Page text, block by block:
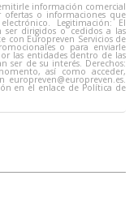
información comercial
ofertas o informaciones que
Legitimación: El
ser dirigidos o cedidos a las
con Europreven Servicios de
o para enviarle
las entidades dentro de las
ser de su interés. Derechos:
así como acceder,
europreven@europreven.es.
en el enlace de Política de